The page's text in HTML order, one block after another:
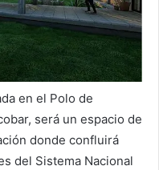
en el Polo de
será un espacio de
donde confluirá
del Sistema Nacional